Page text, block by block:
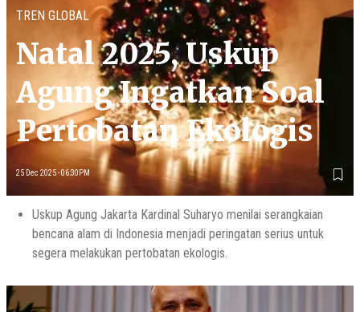
TREN GLOBAL
Natal 2025, Uskup
Agung Ingatkan Soal
Pertobatan Ekologis
25 Dec 2025 - 06:30PM
Uskup Agung Jakarta Kardinal Suharyo menilai serangkaian
bencana alam di Indonesia menjadi peringatan serius untuk
segera melakukan pertobatan ekologis.